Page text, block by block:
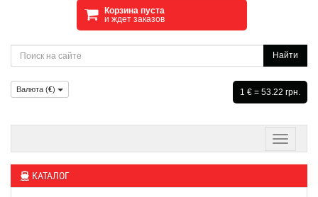
Корзина пуста
и ждет заказов
Найти
Валюта (€) 1 € = 53.22 грн.
КАТАЛОГ